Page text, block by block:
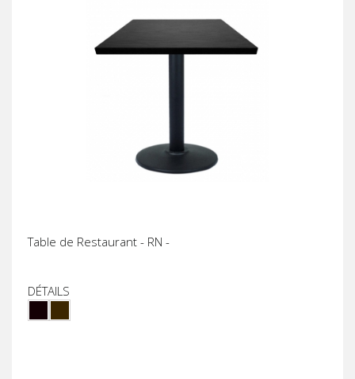
Table de Restaurant - RN -
DÉTAILS